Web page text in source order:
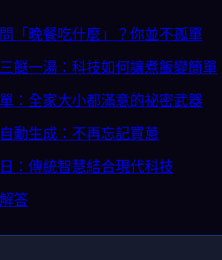
「晚餐吃什麼」？你並不孤單
餸一湯：科技如何讓煮飯變簡單
：全家大小都滿意的祕密武器
動生成：不再忘記買蔥
：傳統智慧結合現代科技
答